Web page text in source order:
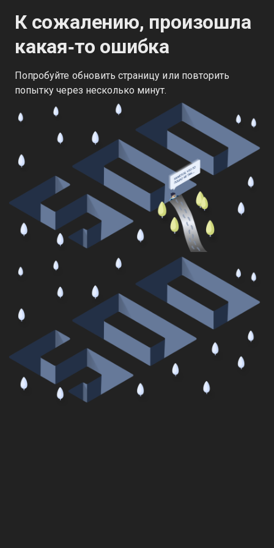
К сожалению, произошла
какая‑то ошибка
Попробуйте обновить страницу или повторить
попытку через несколько минут.